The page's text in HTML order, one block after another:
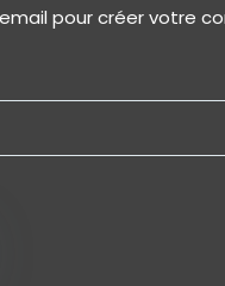
pour créer votre